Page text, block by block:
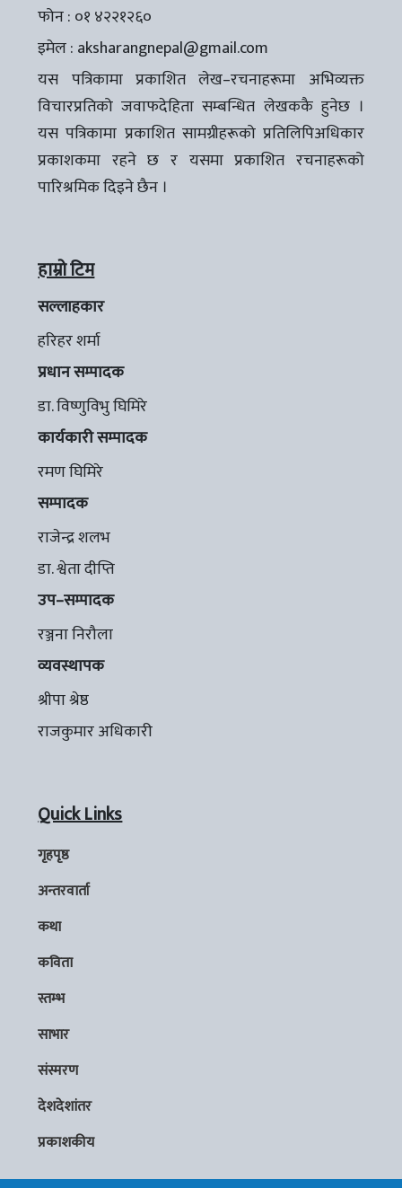
फोन : ०१ ४२२१२६०
इमेल : aksharangnepal@gmail.com
यस पत्रिकामा प्रकाशित लेख–रचनाहरूमा अभिव्यक्त
विचारप्रतिको जवाफदेहिता सम्बन्धित लेखककै हुनेछ ।
यस पत्रिकामा प्रकाशित सामग्रीहरूको प्रतिलिपिअधिकार
प्रकाशकमा रहने छ र यसमा प्रकाशित रचनाहरूको
पारिश्रमिक दिइने छैन ।
हाम्रो टिम
सल्लाहकार
हरिहर शर्मा
प्रधान सम्पादक
डा. विष्णुविभु घिमिरे
कार्यकारी सम्पादक
रमण घिमिरे
सम्पादक
राजेन्द्र शलभ
डा. श्वेता दीप्ति
उप–सम्पादक
रञ्जना निरौला
व्यवस्थापक
श्रीपा श्रेष्ठ
राजकुमार अधिकारी
Quick Links
गृहपृष्ठ
अन्तरवार्ता
कथा
कविता
स्तम्भ
साभार
संस्मरण
देशदेशांतर
प्रकाशकीय